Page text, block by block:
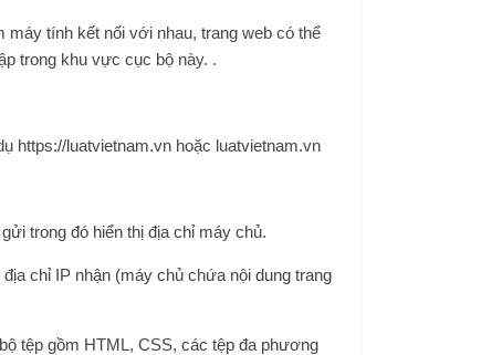
tính kết nối với nhau, trang web có thể
trong khu vực cục bộ này. .
https://luatvietnam.vn hoặc luatvietnam.vn
trong đó hiển thị địa chỉ máy chủ.
chỉ IP nhận (máy chủ chứa nội dung trang
tệp gồm HTML, CSS, các tệp đa phương